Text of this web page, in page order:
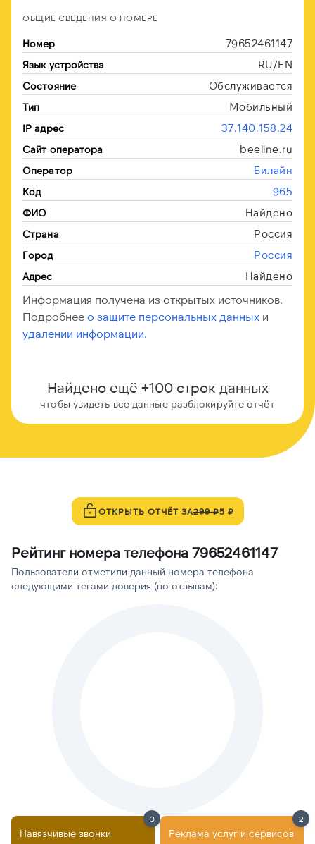
ОБЩИЕ СВЕДЕНИЯ О НОМЕРЕ
Номер 79652461147
Язык устройства RU/EN
Состояние Обслуживается
Тип Мобильный
IP адрес 37.140.158.24
Сайт оператора beeline.ru
Оператор Билайн
Код 965
ФИО Найдено
Страна Россия
Город Россия
Адрес Найдено
Информация получена из открытых источников.
Подробнее о защите персональных данных и
удалении информации.
Найдено ещё +100 строк данных
чтобы увидеть все данные разблокируйте отчёт
ОТКРЫТЬ ОТЧЁТ ЗА299 ₽5 ₽
Рейтинг номера телефона 79652461147
Пользователи отметили данный номера телефона
следующими тегами доверия (по отзывам):
Навязчивые звонки
3
Реклама услуг и сервисов
2